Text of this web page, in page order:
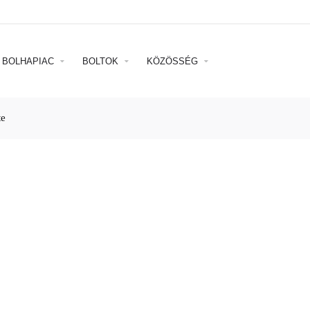
BOLHAPIAC BOLTOK KÖZÖSSÉG